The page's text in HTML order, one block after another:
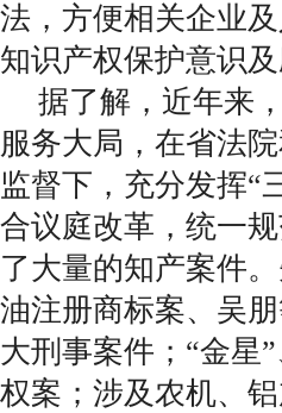
法，方便相关企业
知识产权保护意识及
据了解，近年来
服务大局，在省法
监督下，充分发挥“
合议庭改革，统一
了大量的知产案件
油注册商标案、吴
大刑事案件；“金星
权案；涉及农机、